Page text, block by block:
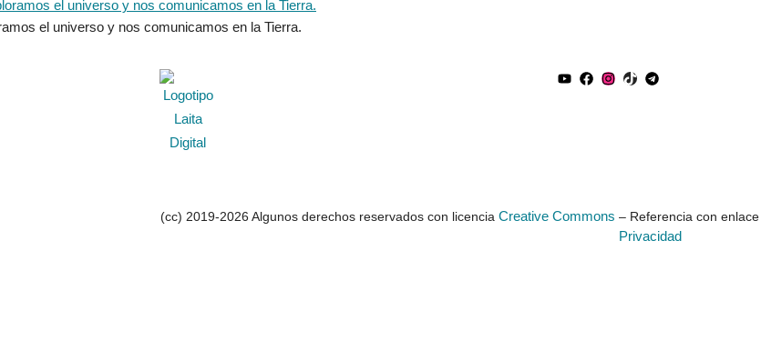
el universo y nos comunicamos en la Tierra.
(cc) 2019-2026 Algunos derechos reservados con licenciaCreative Commons – Referencia con
Privacidad